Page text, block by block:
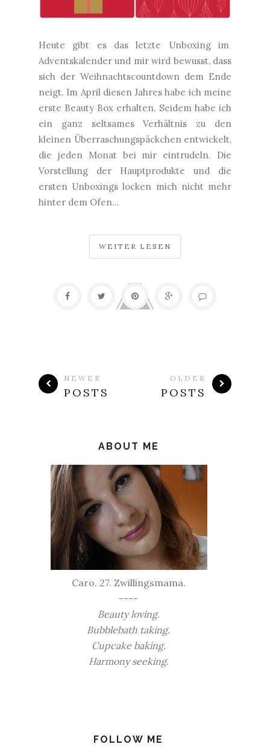
Heute gibt es das letzte Unboxing im
Adventskalender und mir wird bewusst, dass
sich der Weihnachtscountdown dem Ende
neigt. Im April diesen Jahres habe ich meine
erste Beauty Box erhalten. Seidem habe ich
ein ganz seltsames Verhältnis zu den
kleinen Überraschungspäckchen entwickelt,
die jeden Monat bei mir eintrudeln. Die
Vorstellung der Hauptprodukte und die
ersten Unboxings locken mich nicht mehr
hinter dem Ofen...
WEITER LESEN
NEWER
POSTS
OLDER
POSTS
ABOUT ME
Caro. 27. Zwillingsmama.
----
Beauty loving.
Bubblebath taking.
Cupcake baking.
Harmony seeking.
FOLLOW ME